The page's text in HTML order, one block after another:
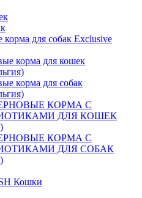
корма для собак Exclusive
корма для кошек
корма для собак
КОРМА С
ДЛЯ КОШЕК
КОРМА С
ДЛЯ СОБАК
Кошки